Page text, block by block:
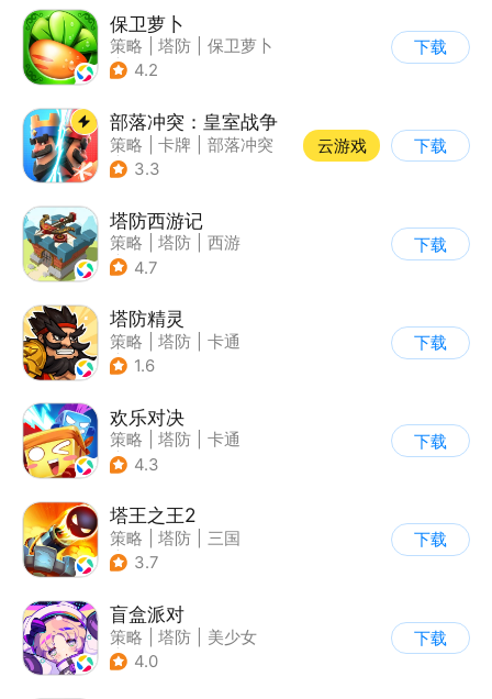
保卫萝卜
策略 塔防
保卫萝卜
| 卡通
4.2
下载
部落冲突：皇室战争
策略 卡牌
部落冲突
| 卡通
3.3
云游戏 下载
塔防西游记
策略 塔防
西游
| 萌系
4.7
下载
塔防精灵
策略 塔防
卡通
| 自走棋
1.6
下载
欢乐对决
策略 塔防
卡通
| 卡牌
4.3
下载
塔王之王2
策略 塔防
三国
| 中国风
3.7
下载
盲盒派对
策略 塔防
美少女
| 卡通
4.0
下载